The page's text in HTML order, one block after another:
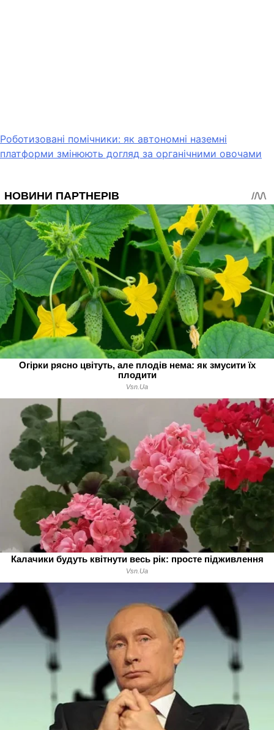
Роботизовані помічники: як автономні наземні
платформи змінюють догляд за органічними овочами